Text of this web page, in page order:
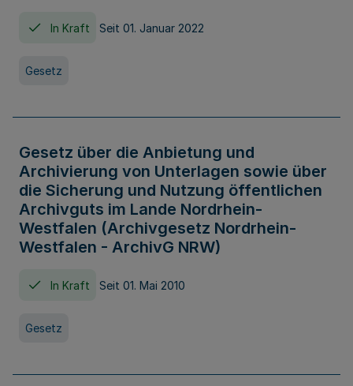
In Kraft Seit 01. Januar 2022
Gesetz
Gesetz über die Anbietung und
Archivierung von Unterlagen sowie über
die Sicherung und Nutzung öffentlichen
Archivguts im Lande Nordrhein-
Westfalen (Archivgesetz Nordrhein-
Westfalen - ArchivG NRW)
In Kraft Seit 01. Mai 2010
Gesetz